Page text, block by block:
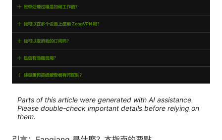
Parts of this article were generated with AI assistance.
Please double-check important details before relying on
them.